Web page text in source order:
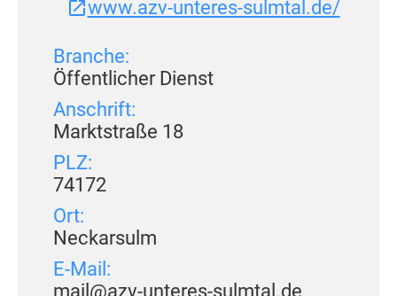
www.azv-unteres-sulmtal.de/
Branche:
Öffentlicher Dienst
Anschrift:
Marktstraße 18
PLZ:
74172
Ort:
Neckarsulm
E-Mail:
mail@azv-unteres-sulmtal.de